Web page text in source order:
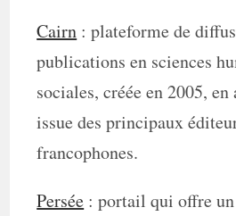
Cairn : plateforme de
publications en sciences
sociales, créée en 2005, en
issue des principaux
francophones.
Persée : portail qui offre